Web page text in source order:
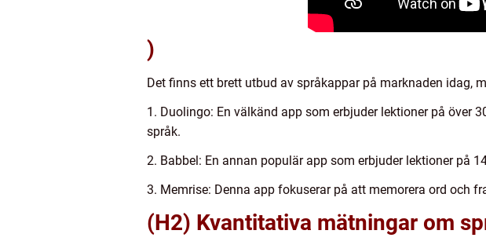
)
Det finns ett brett utbud av språkappar på marknaden idag,
1. Duolingo: En välkänd app som erbjuder lektioner på över
språk.
2. Babbel: En annan populär app som erbjuder lektioner på
3. Memrise: Denna app fokuserar på att memorera ord och
(H2) Kvantitativa mätningar om